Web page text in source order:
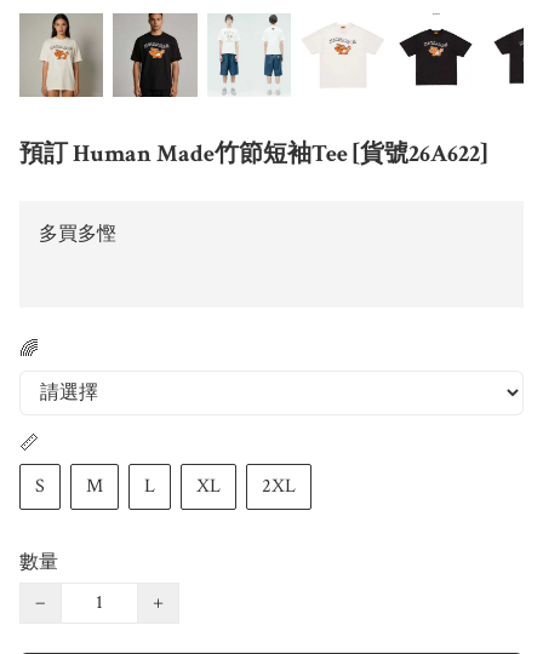
預訂 Human Made竹節短袖Tee [貨號26A622]
多買多慳
🌈
📏
S
M L XL 2XL
數量
−
+